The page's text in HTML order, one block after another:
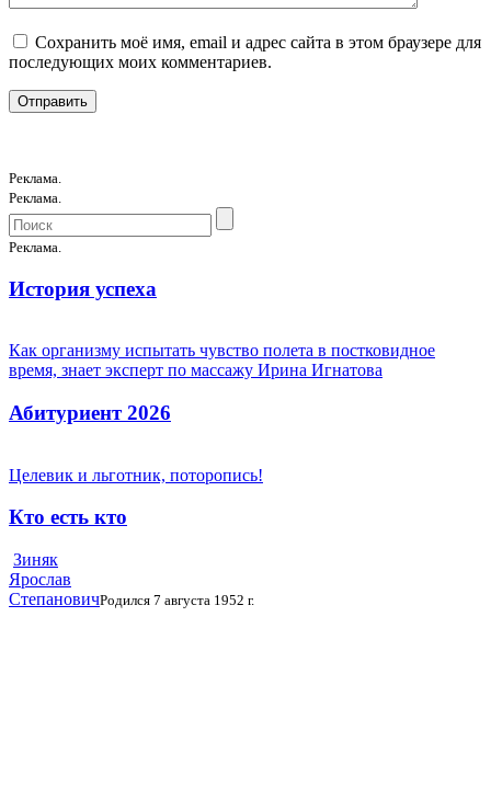
Сохранить моё имя, email и адрес сайта в этом браузере для
последующих моих комментариев.
Реклама.
Реклама.
Реклама.
История успеха
Как организму испытать чувство полета в постковидное
время, знает эксперт по массажу Ирина Игнатова
Абитуриент 2026
Целевик и льготник, поторопись!
Кто есть кто
Зиняк
Ярослав
СтепановичРодился 7 августа 1952 г.